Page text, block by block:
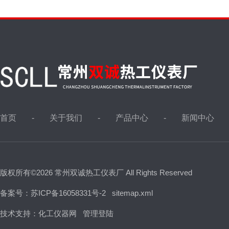
首页 关于我们 产品中心 新闻中心
版权所有©2026 常州双诚热工仪表厂 All Rights Reserved
备案号：苏ICP备16058331号-2 sitemap.xml
技术支持： 化工仪器网 管理登陆